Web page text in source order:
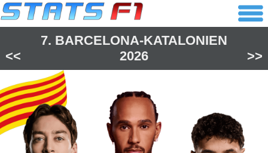
<<
7. BARCELONA-KATALONIEN
2026
>>